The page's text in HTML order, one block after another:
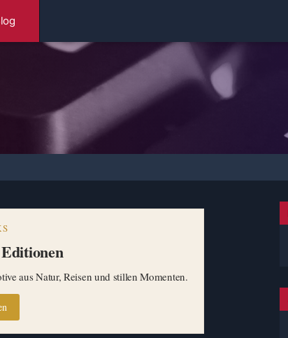
aus Natur, Reisen und stillen Momenten.